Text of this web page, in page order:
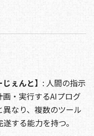
ぇんと】 : 人間の指示
・実行するAIプログ
なり、複数のツール
する能力を持つ。